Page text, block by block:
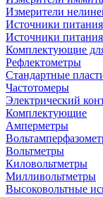
Измерители
Источники питания
Источники
Комплектующие
Рефлектометры
Стандартные
Частотомеры
Электрический
Комплектующие
Амперметры
Вольтметры
Киловольтметры
Милливольтметры
Высоковольтные